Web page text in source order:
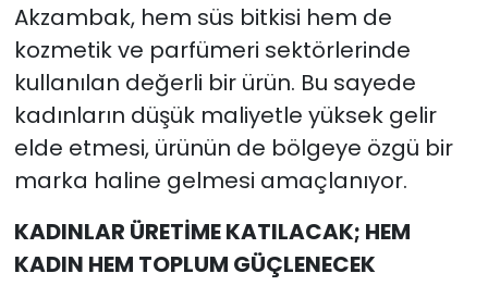
Akzambak, hem süs bitkisi hem de
kozmetik ve parfümeri sektörlerinde
kullanılan değerli bir ürün. Bu sayede
kadınların düşük maliyetle yüksek gelir
elde etmesi, ürünün de bölgeye özgü bir
marka haline gelmesi amaçlanıyor.
KADINLAR ÜRETİME KATILACAK; HEM
KADIN HEM TOPLUM GÜÇLENECEK